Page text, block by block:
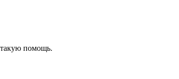
помощь.